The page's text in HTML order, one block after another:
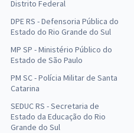
Distrito Federal
DPE RS - Defensoria Pública do
Estado do Rio Grande do Sul
MP SP - Ministério Público do
Estado de São Paulo
PM SC - Polícia Militar de Santa
Catarina
SEDUC RS - Secretaria de
Estado da Educação do Rio
Grande do Sul